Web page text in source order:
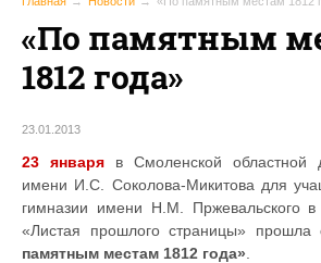
«По памятным
1812 года»
23.01.2013
23 января в Смоленской областной
имени И.С. Соколова-Микитова для
гимназии имени Н.М. Пржевальского
«Листая прошлого страницы» прошла
памятным местам 1812 года»